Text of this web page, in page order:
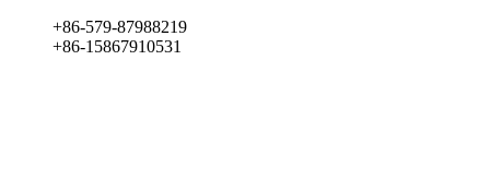
+86-579-87988219
+86-15867910531